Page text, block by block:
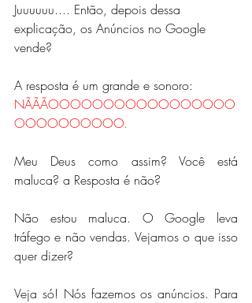
Juuuuuu.... Então, depois dessa
explicação, os Anúncios no Google
vende?
A resposta é um grande e sonoro:
NÃÃÃOOOOOOOOOOOOOOOOO
OOOOOOOOOO.
Meu Deus como assim? Você está
maluca? a Resposta é não?
Não estou maluca. O Google leva
tráfego e não vendas. Vejamos o que isso
quer dizer?
Veja só! Nós fazemos os anúncios. Para